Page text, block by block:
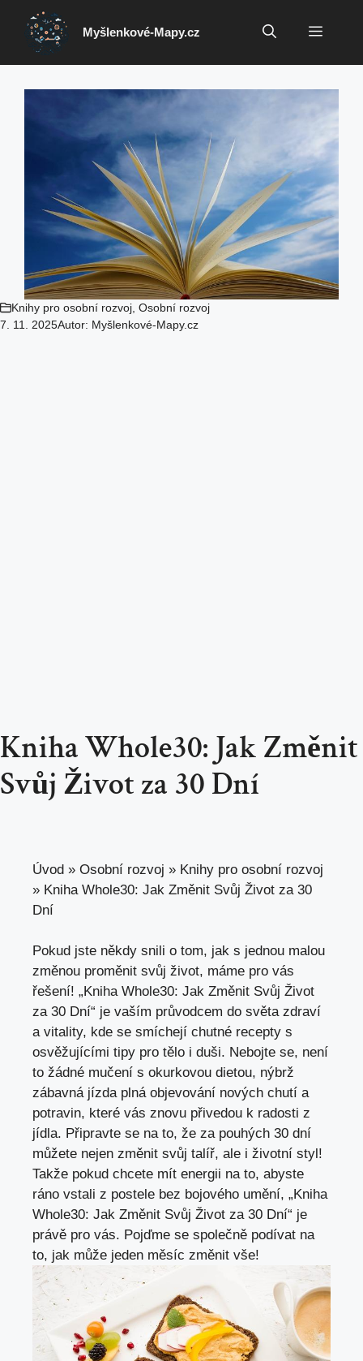
Přeskočit
obsah
Myšlenkové-Mapy.cz Menu
Knihy pro osobní rozvoj Osobní rozvoj
7. 11. 2025Autor: Myšlenkové-Mapy.cz
Kniha Whole30: Jak Změnit
Svůj Život za 30 Dní
Úvod » Osobní rozvoj » Knihy pro osobní rozvoj
» Kniha Whole30: Jak Změnit Svůj Život za 30
Dní
Pokud jste někdy snili o tom, jak s jednou malou
změnou proměnit svůj život, máme pro vás
řešení! „Kniha Whole30: Jak Změnit Svůj Život
za 30 Dní“ je vaším průvodcem do světa zdraví
a vitality, kde se smíchejí chutné recepty s
osvěžujícími tipy pro tělo i duši. Nebojte se, není
to žádné mučení s okurkovou dietou, nýbrž
zábavná jízda plná objevování nových chutí a
potravin, které vás znovu přivedou k radosti z
jídla. Připravte se na to, že za pouhých 30 dní
můžete nejen změnit svůj talíř, ale i životní styl!
Takže pokud chcete mít energii na to, abyste
ráno vstali z postele bez bojového umění, „Kniha
Whole30: Jak Změnit Svůj Život za 30 Dní“ je
právě pro vás. Pojďme se společně podívat na
to, jak může jeden měsíc změnit vše!